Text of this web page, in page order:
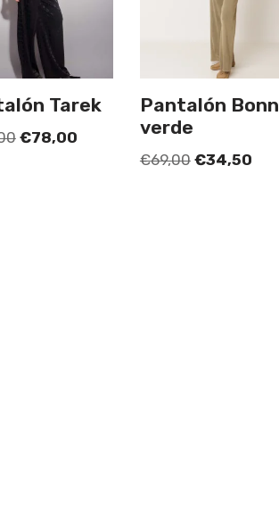
Tarek
€78,00
Pantalón Bonn
verde
€69,00 €34,50